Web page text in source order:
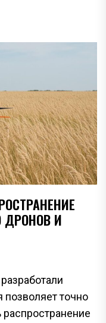
И
позволяет точно
распространение